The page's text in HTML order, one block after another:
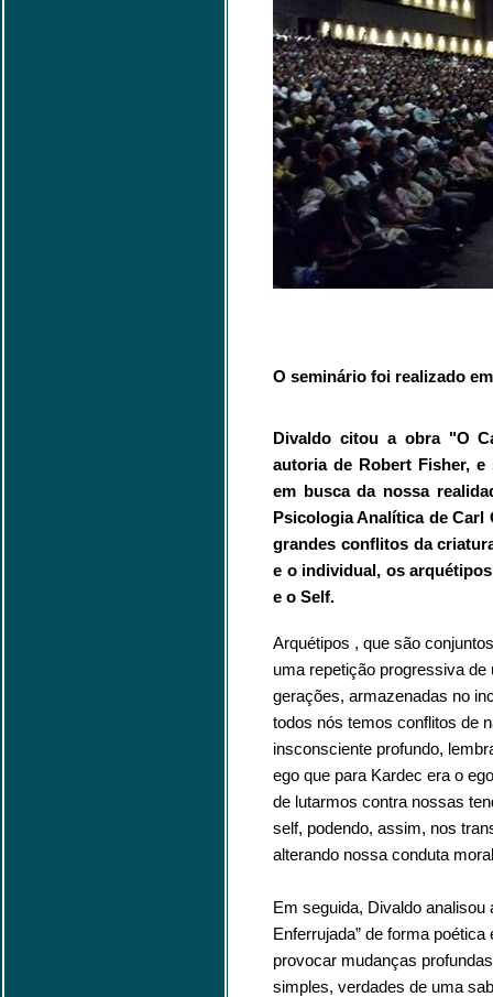
O seminário foi realizado
Divaldo citou a obra "O
autoria de Robert Fisher,
em busca da nossa
Psicologia Analítica de
grandes conflitos da
e o individual, os
e o Self.
Arquétipos , que são
uma repetição progressiva
gerações, armazenadas no
todos nós temos conflitos de
insconsciente profundo,
ego que para Kardec era o
de lutarmos contra nossas
self, podendo, assim, nos
alterando nossa conduta
Em seguida, Divaldo
Enferrujada” de forma
provocar mudanças
simples, verdades de uma